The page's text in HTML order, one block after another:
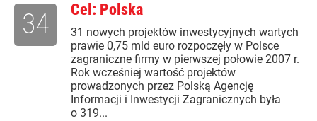
Cel: Polska
31 nowych projektów inwestycyjnych wartych
prawie 0,75 mld euro rozpoczęły w Polsce
zagraniczne firmy w pierwszej połowie 2007 r.
Rok wcześniej wartość projektów
prowadzonych przez Polską Agencję
Informacji i Inwestycji Zagranicznych była
o 319...
34